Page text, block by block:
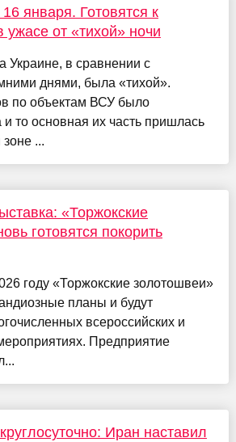
января. Готовятся к
ужасе от «тихой» ночи
Украине, в сравнении с
днями, была «тихой».
по объектам ВСУ было
то основная их часть пришлась
...
«Торжокские
готовятся покорить
году «Торжокские золотошвеи»
планы и будут
всероссийских и
Предприятие
Иран наставил